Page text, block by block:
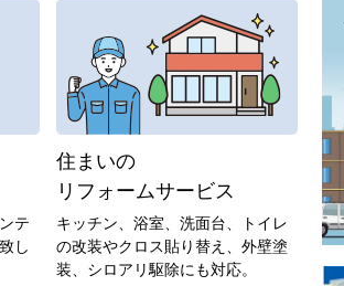
テ
し
住まいの
リフォームサービス
キッチン、浴室、洗面台、トイレ
の改装やクロス貼り替え、外壁塗
装、シロアリ駆除にも対応。